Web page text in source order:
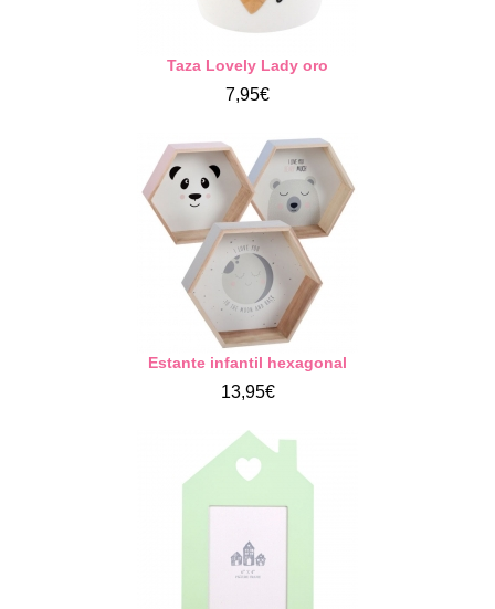
Taza Lovely Lady oro
7,95€
Estante infantil hexagonal
13,95€